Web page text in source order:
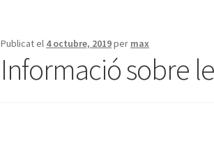
Publicat el 4 octubre, 2019per max
Informació sobre